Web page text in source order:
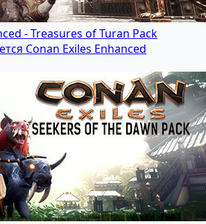
- Treasures of Turan Pack
Conan Exiles Enhanced